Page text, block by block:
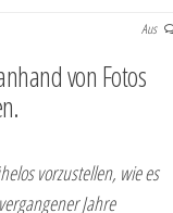
Aus
von Fotos
vorzustellen, wie es
Jahre